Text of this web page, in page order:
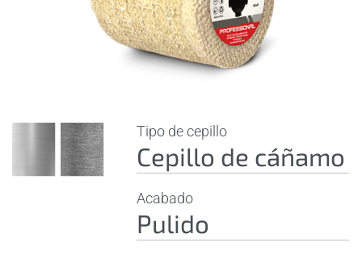
Tipo de cepillo
Cepillo de cáñamo
Acabado
Pulido